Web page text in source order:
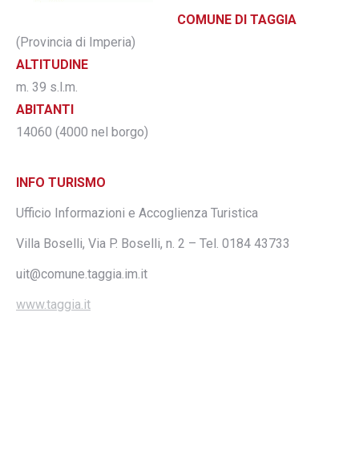
COMUNE DI TAGGIA
(Provincia di Imperia)
ALTITUDINE
m. 39 s.l.m.
ABITANTI
14060 (4000 nel borgo)
INFO TURISMO
Ufficio Informazioni e Accoglienza Turistica
Villa Boselli, Via P. Boselli, n. 2 – Tel. 0184 43733
uit@comune.taggia.im.it
www.taggia.it